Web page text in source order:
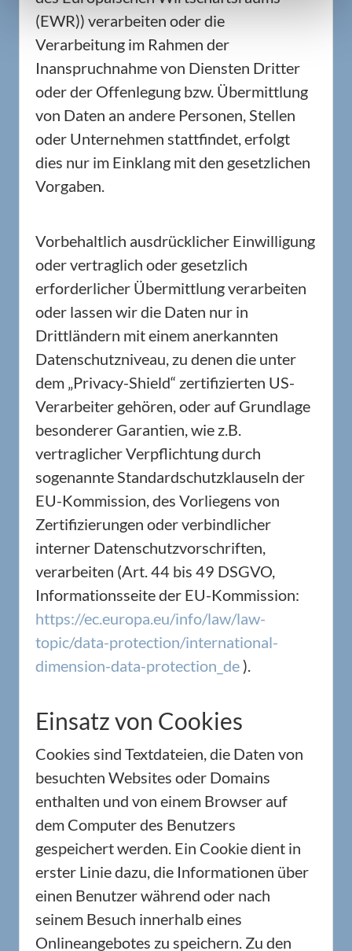
(EWR)) verarbeiten oder die
Verarbeitung im Rahmen der
Inanspruchnahme von Diensten Dritter
oder der Offenlegung bzw. Übermittlung
von Daten an andere Personen, Stellen
oder Unternehmen stattfindet, erfolgt
dies nur im Einklang mit den gesetzlichen
Vorgaben.
Vorbehaltlich ausdrücklicher Einwilligung
oder vertraglich oder gesetzlich
erforderlicher Übermittlung verarbeiten
oder lassen wir die Daten nur in
Drittländern mit einem anerkannten
Datenschutzniveau, zu denen die unter
dem „Privacy-Shield“ zertifizierten US-
Verarbeiter gehören, oder auf Grundlage
besonderer Garantien, wie z.B.
vertraglicher Verpflichtung durch
sogenannte Standardschutzklauseln der
EU-Kommission, des Vorliegens von
Zertifizierungen oder verbindlicher
interner Datenschutzvorschriften,
verarbeiten (Art. 44 bis 49 DSGVO,
Informationsseite der EU-Kommission:
https://ec.europa.eu/info/law/law-
topic/data-protection/international-
dimension-data-protection_de).
Einsatz von Cookies
Cookies sind Textdateien, die Daten von
besuchten Websites oder Domains
enthalten und von einem Browser auf
dem Computer des Benutzers
gespeichert werden. Ein Cookie dient in
erster Linie dazu, die Informationen über
einen Benutzer während oder nach
seinem Besuch innerhalb eines
Onlineangebotes zu speichern. Zu den